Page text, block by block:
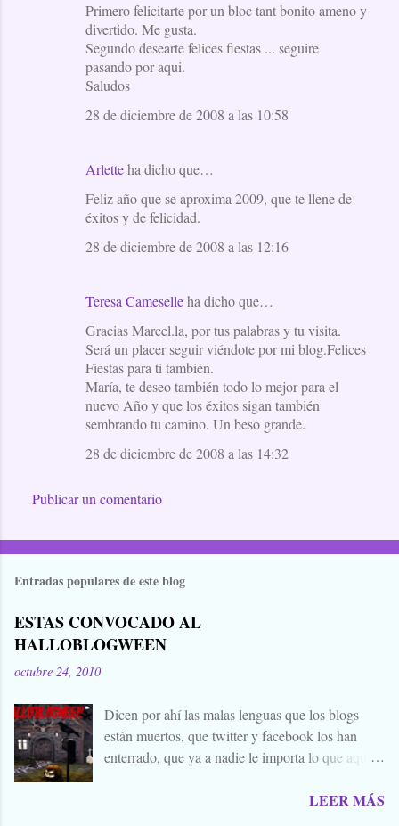
Primero felicitarte por un bloc tant bonito ameno y
divertido. Me gusta.
Segundo desearte felices fiestas ... seguire
pasando por aqui.
Saludos
28 de diciembre de 2008 a las 10:58
Arletteha dicho que…
Feliz año que se aproxima 2009, que te llene de
éxitos y de felicidad.
28 de diciembre de 2008 a las 12:16
Teresa Cameselleha dicho que…
Gracias Marcel.la, por tus palabras y tu visita.
Será un placer seguir viéndote por mi blog.Felices
Fiestas para ti también.
María, te deseo también todo lo mejor para el
nuevo Año y que los éxitos sigan también
sembrando tu camino. Un beso grande.
28 de diciembre de 2008 a las 14:32
Publicar un comentario
Entradas populares de este blog
ESTAS CONVOCADO AL
HALLOBLOGWEEN
octubre 24, 2010
Dicen por ahí las malas lenguas que los blogs
están muertos, que twitter y facebook los han
enterrado, que ya a nadie le importa lo que aquí
levantar nuestros blogs, sean vivos, muertos, o
LEER MÁS